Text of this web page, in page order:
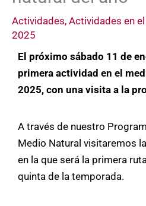
Actividades, Actividades en
2025
El próximo sábado 11 de
primera actividad en el
2025, con una visita a la
A través de nuestro
Medio Natural visitaremos
en la que será la primera
quinta de la temporada.